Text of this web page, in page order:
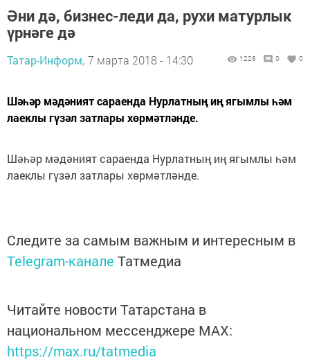
Әни дә, бизнес-леди да, рухи матурлык
үрнәге дә
Татар-Информ, 7 марта 2018 - 14:30 1228 0 0
Шәһәр мәдәният сараенда Нурлатның иң ягымлы һәм
лаеклы гүзәл затлары хөрмәтләнде.
Шәһәр мәдәният сараенда Нурлатның иң ягымлы һәм
лаеклы гүзәл затлары хөрмәтләнде.
Следите за самым важным и интересным в
Telegram-канале Татмедиа
Читайте новости Татарстана в
национальном мессенджере MАХ:
https://max.ru/tatmedia